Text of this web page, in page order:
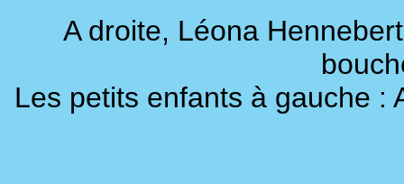
A droite, Léona
Les petits enfants à gauche :